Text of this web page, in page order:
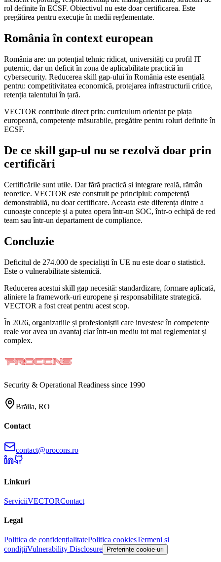
rol definite în ECSF. Obiectivul nu este doar certificarea. Este
pregătirea pentru execuție în medii reglementate.
România în context european
România are: un potențial tehnic ridicat, universități cu profil IT
puternic, dar un deficit în zona de aplicabilitate practică în
cybersecurity. Reducerea skill gap-ului în România este esențială
pentru: competitivitatea economică, protejarea infrastructurii critice,
retenția talentului în țară.
VECTOR contribuie direct prin: curriculum orientat pe piața
europeană, competențe măsurabile, pregătire pentru roluri definite în
ECSF.
De ce skill gap-ul nu se rezolvă doar prin
certificări
Certificările sunt utile. Dar fără practică și integrare reală, rămân
teoretice. VECTOR este construit pe principiul: competență
demonstrabilă, nu doar certificare. Aceasta este diferența dintre a
cunoaște concepte și a putea opera într-un SOC, într-o echipă de red
team sau într-un departament de compliance.
Concluzie
Deficitul de 274.000 de specialiști în UE nu este doar o statistică.
Este o vulnerabilitate sistemică.
Reducerea acestui skill gap necesită: standardizare, formare aplicată,
aliniere la framework-uri europene și responsabilitate strategică.
VECTOR a fost creat pentru acest scop.
În 2026, organizațiile și profesioniștii care investesc în competențe
reale vor avea un avantaj clar într-un mediu tot mai reglementat și
complex.
Security & Operational Readiness since 1990
Brăila, RO
Contact
contact@procons.ro
Linkuri
ServiciiVECTORContact
Legal
Politica de confidențialitatePolitica cookiesTermeni și
condițiiVulnerability Disclosure Preferințe cookie-uri